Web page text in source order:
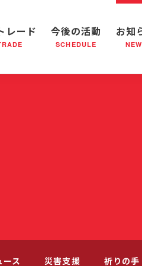
小隊(教会)のはたらき 日本に
バザー 災害支援
物のご案内
レード 今後の活動
SCHEDULE
お知
ース 災害支援 祈りの手